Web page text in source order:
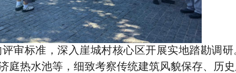
审标准，深入崖城村核心区开展实地踏勘调
庭热水池等，细致考察传统建筑风貌保存、历